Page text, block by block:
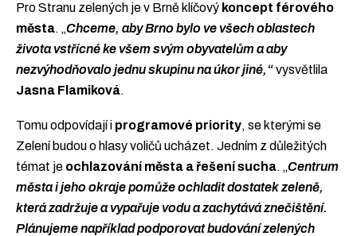
Pro Stranu zelených je v Brně klíčový koncept férového
města. „Chceme, aby Brno bylo ve všech oblastech
života vstřícné ke všem svým obyvatelům a aby
nezvýhodňovalo jednu skupinu na úkor jiné,“vysvětlila
Jasna Flamiková.
Tomu odpovídají i programové priority, se kterými se
Zelení budou o hlasy voličů ucházet. Jedním z důležitých
témat je ochlazování města a řešení sucha. „Centrum
města i jeho okraje pomůže ochladit dostatek zeleně,
která zadržuje a vypařuje vodu a zachytává znečištění.
Plánujeme například podporovat budování zelených